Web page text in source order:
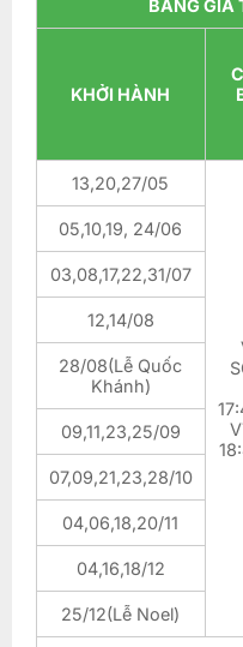
BẢNG
KHỞI HÀNH
13,20,27/05
05,10,19, 24/06
03,08,17,22,31/07
12,14/08
28/08(Lễ Quốc
Khánh)
09,11,23,25/09
07,09,21,23,28/10
04,06,18,20/11
04,16,18/12
25/12(Lễ Noel)